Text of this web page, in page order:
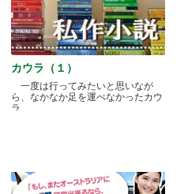
カウラ（１）
一度は行ってみたいと思いなが
ら、なかなか足を運べなかったカウ
ラ.....